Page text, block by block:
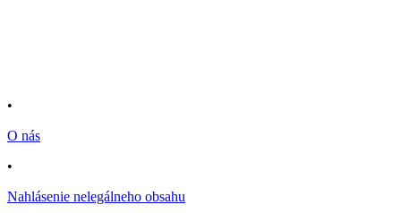
•
O nás
•
Nahlásenie nelegálneho obsahu